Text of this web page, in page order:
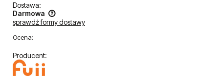
Dostawa:
Darmowa
Cena nie zawiera ewentualnych kosztów płatności
sprawdź formy dostawy
Ocena:
Producent: